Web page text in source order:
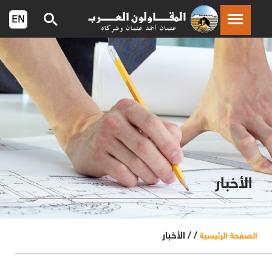
الأخبار
الصفحة الرئيسية / / الأخبار